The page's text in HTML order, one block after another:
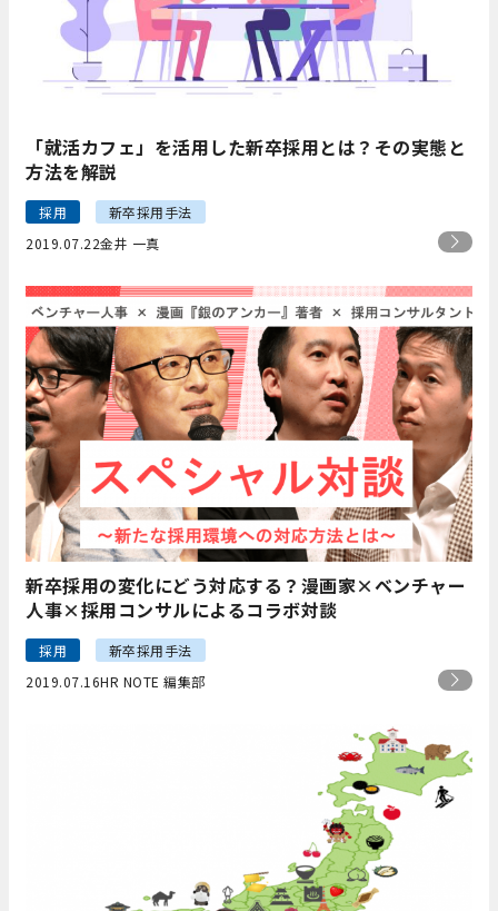
「就活カフェ」を活用した新卒採用とは？その実態と
方法を解説
採用
新卒採用手法
2019.07.22金井 一真
新卒採用の変化にどう対応する？漫画家×ベンチャー
人事×採用コンサルによるコラボ対談
採用
新卒採用手法
2019.07.16HR NOTE 編集部